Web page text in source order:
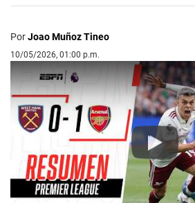
PorJoao Muñoz Tineo
10/05/2026, 01:00 p.m.
Play